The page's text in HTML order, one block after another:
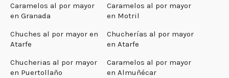
Caramelos al por mayor
en Granada
Caramelos al por mayor
en Motril
Chuches al por mayor en
Atarfe
Chucherías al por mayor
en Atarfe
Chucherias al por mayor
en Puertollaño
Caramelos al por mayor
en Almuñécar